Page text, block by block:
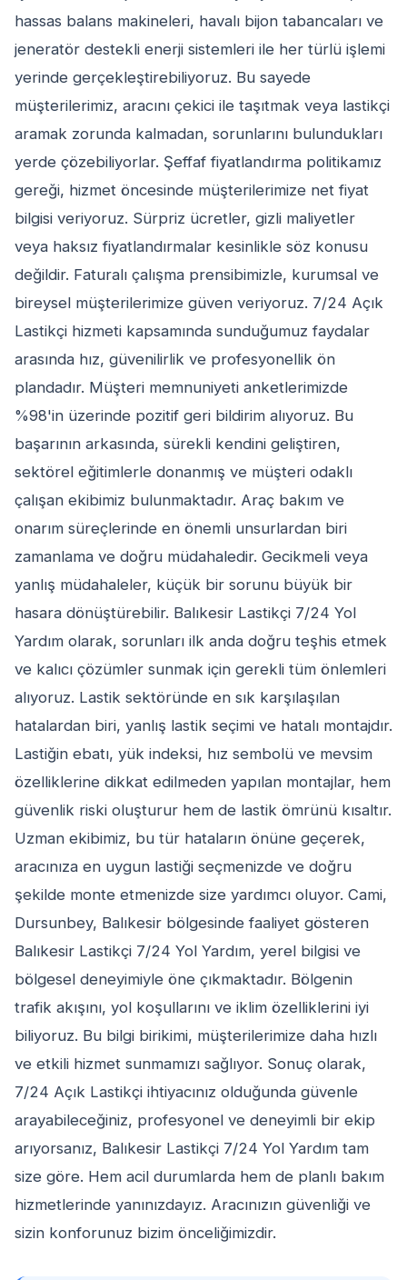
hassas balans makineleri, havalı bijon tabancaları ve
jeneratör destekli enerji sistemleri ile her türlü işlemi
yerinde gerçekleştirebiliyoruz. Bu sayede
müşterilerimiz, aracını çekici ile taşıtmak veya lastikçi
aramak zorunda kalmadan, sorunlarını bulundukları
yerde çözebiliyorlar. Şeffaf fiyatlandırma politikamız
gereği, hizmet öncesinde müşterilerimize net fiyat
bilgisi veriyoruz. Sürpriz ücretler, gizli maliyetler
veya haksız fiyatlandırmalar kesinlikle söz konusu
değildir. Faturalı çalışma prensibimizle, kurumsal ve
bireysel müşterilerimize güven veriyoruz. 7/24 Açık
Lastikçi hizmeti kapsamında sunduğumuz faydalar
arasında hız, güvenilirlik ve profesyonellik ön
plandadır. Müşteri memnuniyeti anketlerimizde
%98'in üzerinde pozitif geri bildirim alıyoruz. Bu
başarının arkasında, sürekli kendini geliştiren,
sektörel eğitimlerle donanmış ve müşteri odaklı
çalışan ekibimiz bulunmaktadır. Araç bakım ve
onarım süreçlerinde en önemli unsurlardan biri
zamanlama ve doğru müdahaledir. Gecikmeli veya
yanlış müdahaleler, küçük bir sorunu büyük bir
hasara dönüştürebilir. Balıkesir Lastikçi 7/24 Yol
Yardım olarak, sorunları ilk anda doğru teşhis etmek
ve kalıcı çözümler sunmak için gerekli tüm önlemleri
alıyoruz. Lastik sektöründe en sık karşılaşılan
hatalardan biri, yanlış lastik seçimi ve hatalı montajdır.
Lastiğin ebatı, yük indeksi, hız sembolü ve mevsim
özelliklerine dikkat edilmeden yapılan montajlar, hem
güvenlik riski oluşturur hem de lastik ömrünü kısaltır.
Uzman ekibimiz, bu tür hataların önüne geçerek,
aracınıza en uygun lastiği seçmenizde ve doğru
şekilde monte etmenizde size yardımcı oluyor. Cami,
Dursunbey, Balıkesir bölgesinde faaliyet gösteren
Balıkesir Lastikçi 7/24 Yol Yardım, yerel bilgisi ve
bölgesel deneyimiyle öne çıkmaktadır. Bölgenin
trafik akışını, yol koşullarını ve iklim özelliklerini iyi
biliyoruz. Bu bilgi birikimi, müşterilerimize daha hızlı
ve etkili hizmet sunmamızı sağlıyor. Sonuç olarak,
7/24 Açık Lastikçi ihtiyacınız olduğunda güvenle
arayabileceğiniz, profesyonel ve deneyimli bir ekip
arıyorsanız, Balıkesir Lastikçi 7/24 Yol Yardım tam
size göre. Hem acil durumlarda hem de planlı bakım
hizmetlerinde yanınızdayız. Aracınızın güvenliği ve
sizin konforunuz bizim önceliğimizdir.